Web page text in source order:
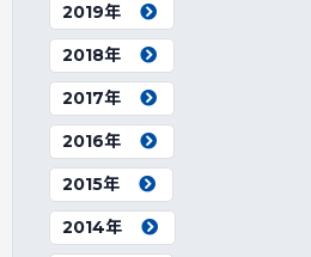
2019年
2018年
2017年
2016年
2015年
2014年